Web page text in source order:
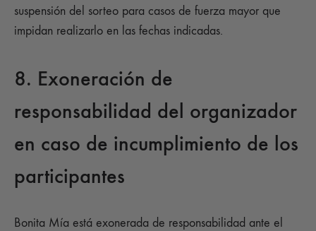
suspensión del sorteo para casos de fuerza mayor que
impidan realizarlo en las fechas indicadas.
8. Exoneración de
responsabilidad del organizador
en caso de incumplimiento de los
participantes
Bonita Mía está exonerada de responsabilidad ante el